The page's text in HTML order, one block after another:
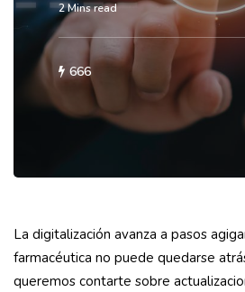
2 Mins read
666
La digitalización avanza a pasos
farmacéutica no puede quedarse
queremos contarte sobre